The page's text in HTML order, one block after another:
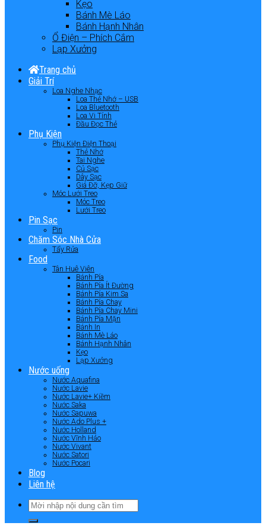
Kẹo
Bánh Mè Láo
Bánh Hạnh Nhân
Ổ Điện – Phích Cắm
Lạp Xưởng
Trang chủ
Giải Trí
Loa Nghe Nhạc
Loa Thẻ Nhớ – USB
Loa Bluetooth
Loa Vi Tính
Đầu Đọc Thẻ
Phụ Kiện
Phụ Kiện Điện Thoại
Thẻ Nhớ
Tai Nghe
Củ Sạc
Dây Sạc
Giá Đỡ, Kẹp Giữ
Móc Lưới Treo
Móc Treo
Lưới Treo
Pin Sạc
Pin
Chăm Sóc Nhà Cửa
Tẩy Rửa
Food
Tân Huê Viên
Bánh Pía
Bánh Pía Ít Đường
Bánh Pía Kim Sa
Bánh Pía Chay
Bánh Pía Chay Mini
Bánh Pía Mặn
Bánh In
Bánh Mè Láo
Bánh Hạnh Nhân
Kẹo
Lạp Xưởng
Nước uống
Nước Aquafina
Nước Lavie
Nước Lavie+ Kiềm
Nước Saka
Nước Sapuwa
Nước Ado Plus +
Nước Holland
Nước Vĩnh Hảo
Nước Vivant
Nước Satori
Nước Pocari
Blog
Liên hệ